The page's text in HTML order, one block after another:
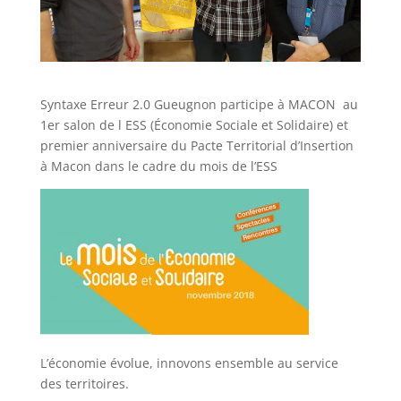
Syntaxe Erreur 2.0 Gueugnon participe à MACON au
1er salon de l ESS (Économie Sociale et Solidaire) et
premier anniversaire du Pacte Territorial d’Insertion
à Macon dans le cadre du mois de l’ESS
L’économie évolue, innovons ensemble au service
des territoires.